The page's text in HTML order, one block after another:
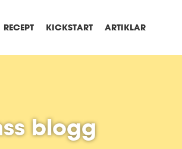
RECEPT KICKSTART ARTIKLAR
blogg